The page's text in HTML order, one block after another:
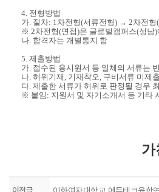
4. 전형방법
가. 절차: 1차전형(서류전형) → 2차전형(
※ 2차전형(면접)은 글로벌캠퍼스(성남)
나. 합격자는 개별통지 함
5. 제출방법
가. 접수된 응시원서 등 일체의 서류는
나. 허위기재 , 기재착오, 구비서류 미제
다. 제출한 서류가 허위로 판정될 경우
※ 붙임 : 지원서 및 자기소개서 등 기타
가